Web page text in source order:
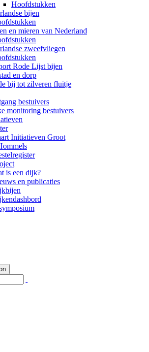
Hoofdstukken
bijen
en mieren van Nederland
zweefvliegen
Rode Lijst bijen
en dorp
bij tot zilveren fluitje
bestuivers
monitoring bestuivers
Initiatieven Groot
is een dijk?
en publicaties